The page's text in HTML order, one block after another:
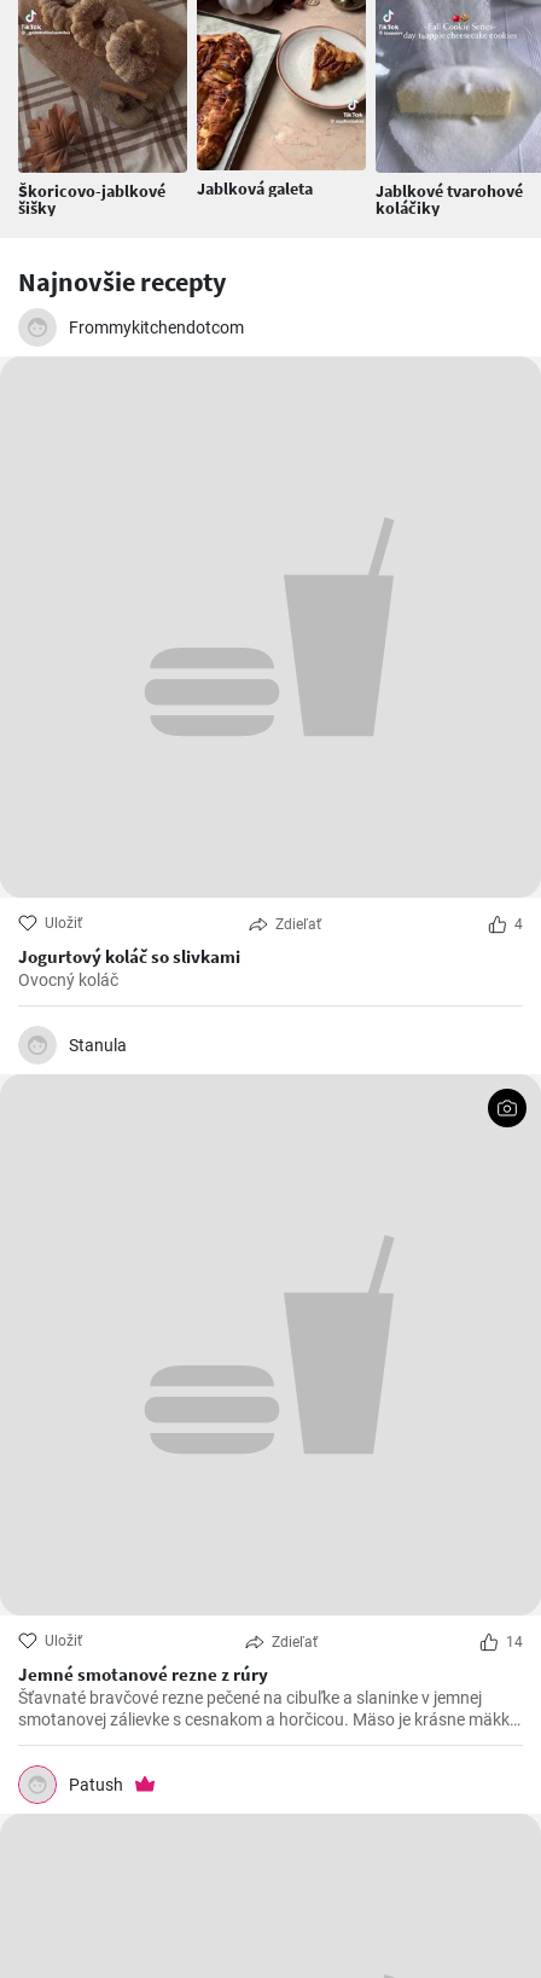
Škoricovo-jablkové
šišky
Jablková galeta Jablkové tvarohové
koláčiky
Najnovšie recepty
Frommykitchendotcom
Uložiť Zdieľať 4
Jogurtový koláč so slivkami
Ovocný koláč
Stanula
Uložiť Zdieľať 14
Jemné smotanové rezne z rúry
Šťavnaté bravčové rezne pečené na cibuľke a slaninke v jemnej
smotanovej zálievke s cesnakom a horčicou. Mäso je krásne mäkké
a doslova sa rozpadá.
Patush